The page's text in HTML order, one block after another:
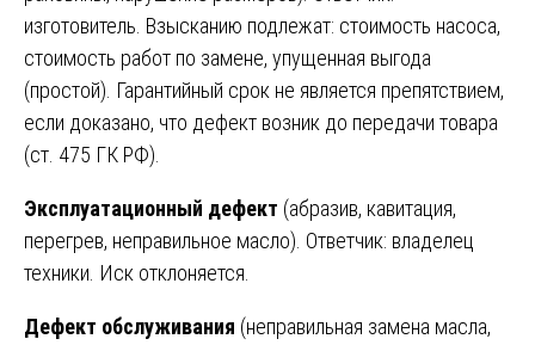
изготовитель. Взысканию подлежат: стоимость насоса,
стоимость работ по замене, упущенная выгода
(простой). Гарантийный срок не является препятствием,
если доказано, что дефект возник до передачи товара
(ст. 475 ГК РФ).
Эксплуатационный дефект (абразив, кавитация,
перегрев, неправильное масло). Ответчик: владелец
техники. Иск отклоняется.
Дефект обслуживания (неправильная замена масла,